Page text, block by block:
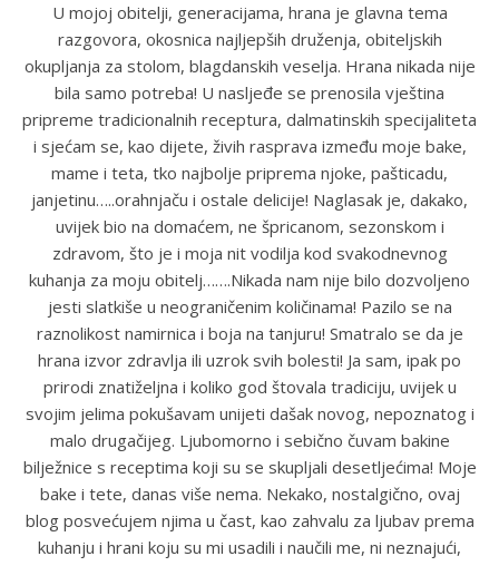
U mojoj obitelji, generacijama, hrana je glavna tema
razgovora, okosnica najljepših druženja, obiteljskih
okupljanja za stolom, blagdanskih veselja. Hrana nikada nije
bila samo potreba! U nasljeđe se prenosila vještina
pripreme tradicionalnih receptura, dalmatinskih specijaliteta
i sjećam se, kao dijete, živih rasprava između moje bake,
mame i teta, tko najbolje priprema njoke, pašticadu,
janjetinu…..orahnjaču i ostale delicije! Naglasak je, dakako,
uvijek bio na domaćem, ne špricanom, sezonskom i
zdravom, što je i moja nit vodilja kod svakodnevnog
kuhanja za moju obitelj…….Nikada nam nije bilo dozvoljeno
jesti slatkiše u neograničenim količinama! Pazilo se na
raznolikost namirnica i boja na tanjuru! Smatralo se da je
hrana izvor zdravlja ili uzrok svih bolesti! Ja sam, ipak po
prirodi znatiželjna i koliko god štovala tradiciju, uvijek u
svojim jelima pokušavam unijeti dašak novog, nepoznatog i
malo drugačijeg. Ljubomorno i sebično čuvam bakine
bilježnice s receptima koji su se skupljali desetljećima! Moje
bake i tete, danas više nema. Nekako, nostalgično, ovaj
blog posvećujem njima u čast, kao zahvalu za ljubav prema
kuhanju i hrani koju su mi usadili i naučili me, ni neznajući,